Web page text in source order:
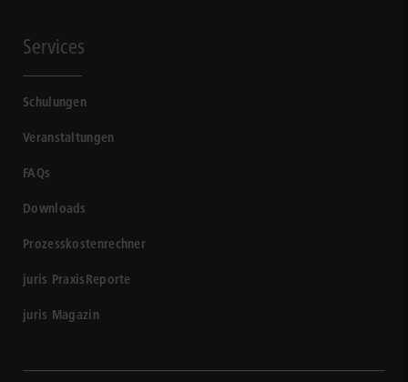
Services
Schulungen
Veranstaltungen
FAQs
Downloads
Prozesskostenrechner
juris PraxisReporte
juris Magazin